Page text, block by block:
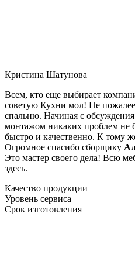
Кристина Шатунова
Всем, кто еще выбирает
советую Кухни мол! Не
спальню. Начиная с обсуждения
монтажом никаких проблем не
быстро и качественно. К тому
Огромное спасибо сборщику
Это мастер своего дела! Всю
здесь.
Качество продукции
Уровень сервиса
Срок изготовления